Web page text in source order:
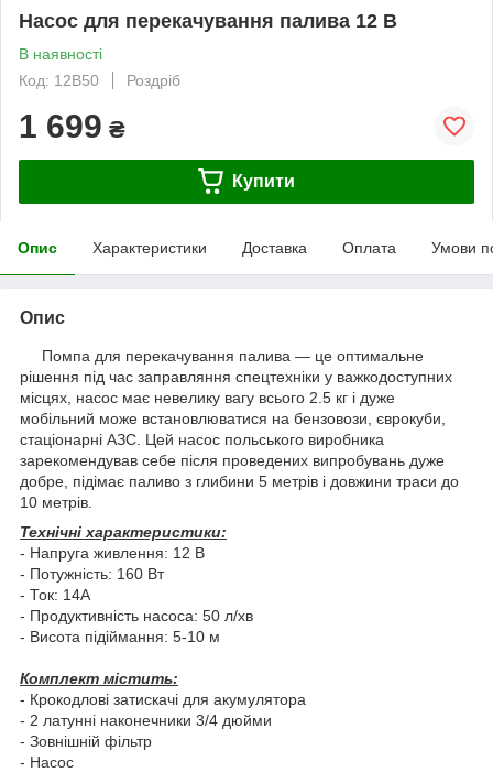
Насос для перекачування палива 12 В
В наявності
Код: 12B50
Роздріб
1 699 ₴
Купити
Опис Характеристики Доставка Оплата Умови
Опис
Помпа для перекачування палива — це оптимальне
рішення під час заправляння спецтехніки у важкодоступних
місцях, насос має невелику вагу всього 2.5 кг і дуже
мобільний може встановлюватися на бензовози, єврокуби,
стаціонарні АЗС. Цей насос польського виробника
зарекомендував себе після проведених випробувань дуже
добре, підімає паливо з глибини 5 метрів і довжини траси до
10 метрів.
Технічні характеристики:
- Напруга живлення: 12 В
- Потужність: 160 Вт
- Ток: 14А
- Продуктивність насоса: 50 л/хв
- Висота підіймання: 5-10 м
Комплект містить:
- Крокодлові затискачі для акумулятора
- 2 латунні наконечники 3/4 дюйми
- Зовнішній фільтр
- Насос